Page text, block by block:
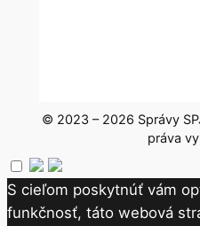
© 2023 – 2026 Správy
práva
S cieľom poskytnúť vám
funkčnosť, táto webová